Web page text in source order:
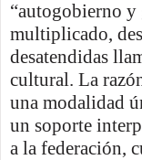
“autogobierno y
multiplicado,
desatendidas
cultural. La
una modalidad
un soporte
a la federación,